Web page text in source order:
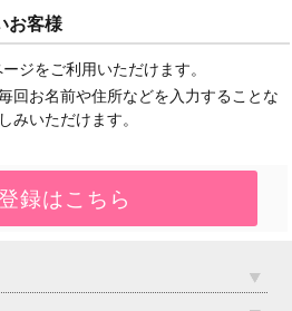
お客様
ジをご利用いただけます。
回お名前や住所などを入力することな
みいただけます。